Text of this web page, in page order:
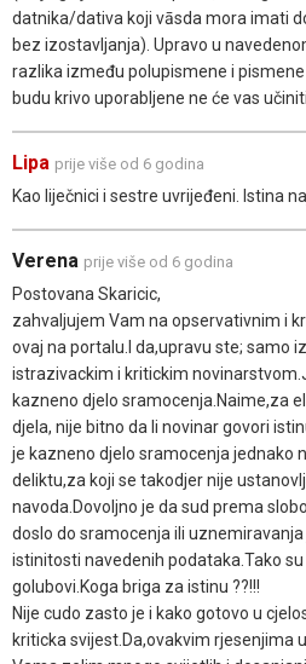
datnika/dativa koji vāsda mora imati
bez izostavljanja). Upravo u
razlika između polupismene i
budu krivo uporabljene ne će vas
Lipa prije više od 6 godina
Kao liječnici i sestre uvrijeđeni. Istina
Verena prije više od 6 godina
Postovana Skaricic,
zahvaljujem Vam na opservativnim i
ovaj na portalu.I da,upravu ste; samo
istrazivackim i kritickim
kazneno djelo sramocenja.Naime,za
djela, nije bitno da li novinar govori
je kazneno djelo sramocenja jednako
deliktu,za koji se takodjer nije
navoda.Dovoljno je da sud prema
doslo do sramocenja ili
istinitosti navedenih podataka.Tako
golubovi.Koga briga za istinu ??!!!
Nije cudo zasto je i kako gotovo u
kriticka svijest.Da,ovakvim rjesenjima